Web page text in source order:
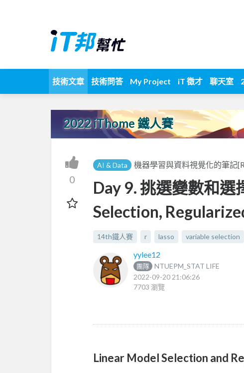
技術文章 技術問答 My Project iT 徵才 聊天室
2022 iThome 鐵人賽
0
AI & Data 機器學習與資料視覺化的筆記
Day 9. 挑選變數和
Selection,
14th鐵人賽 r lasso variable selection
yylee12
團隊
NTUEPM_STAT LIFE
2022-09-20 21:06:26
7703 瀏覽
Linear Model Selection and